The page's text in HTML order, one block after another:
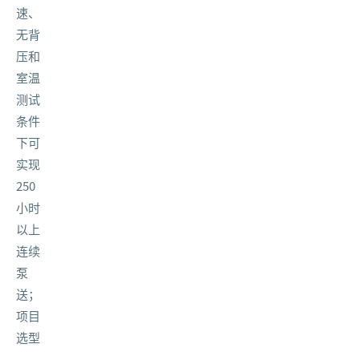
速、
无背
压和
室温
测试
条件
下可
实现
250
小时
以上
连续
泵
送；
项目
选型